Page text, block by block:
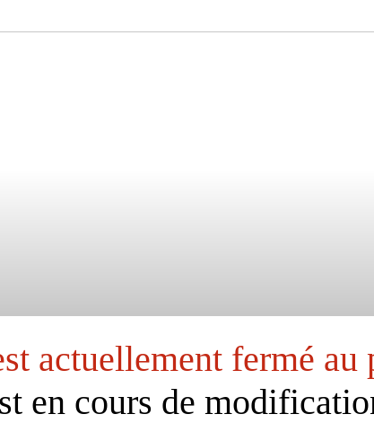
actuellement fermé au
en cours de